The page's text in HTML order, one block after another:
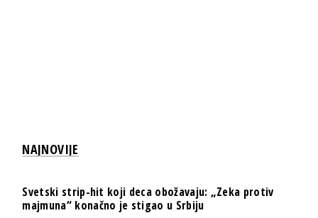
NAJNOVIJE
Svetski strip-hit koji deca obožavaju: „Zeka protiv
majmuna“ konačno je stigao u Srbiju